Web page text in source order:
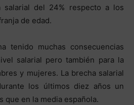
salarial del 24% respecto a los
de edad.
tenido muchas consecuencias
salarial pero también para la
y mujeres. La brecha salarial
los últimos diez años un
que en la media española.